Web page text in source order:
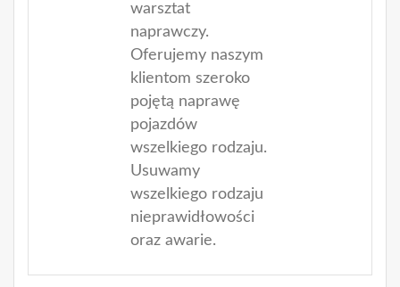
warsztat
naprawczy.
Oferujemy naszym
klientom szeroko
pojętą naprawę
pojazdów
wszelkiego rodzaju.
Usuwamy
wszelkiego rodzaju
nieprawidłowości
oraz awarie.